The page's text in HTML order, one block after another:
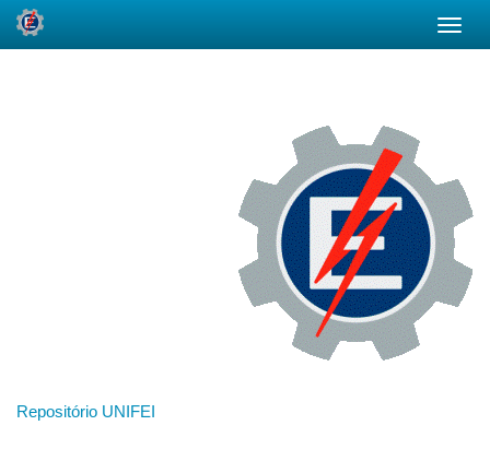
Repositório UNIFEI